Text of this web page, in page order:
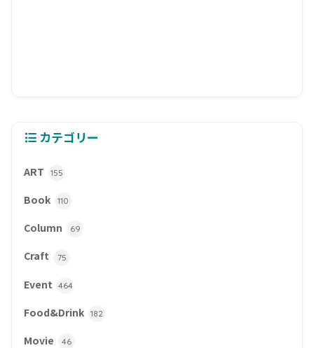
カテゴリー
ART 155
Book 110
Column 69
Craft 75
Event 464
Food&Drink 182
Movie 46